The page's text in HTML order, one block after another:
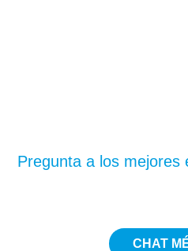
Pregunta a los mejores
CHAT